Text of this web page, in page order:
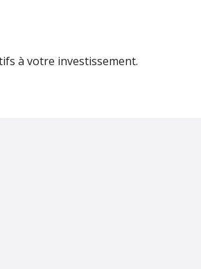
à votre investissement.